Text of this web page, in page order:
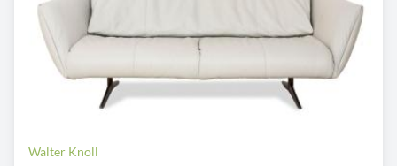
Walter Knoll